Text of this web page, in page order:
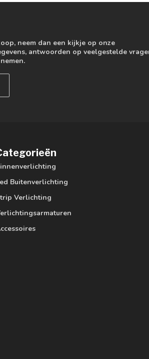
neem dan een kijkje op onze
antwoorden op veelgestelde
Buitenverlichting
Verlichting